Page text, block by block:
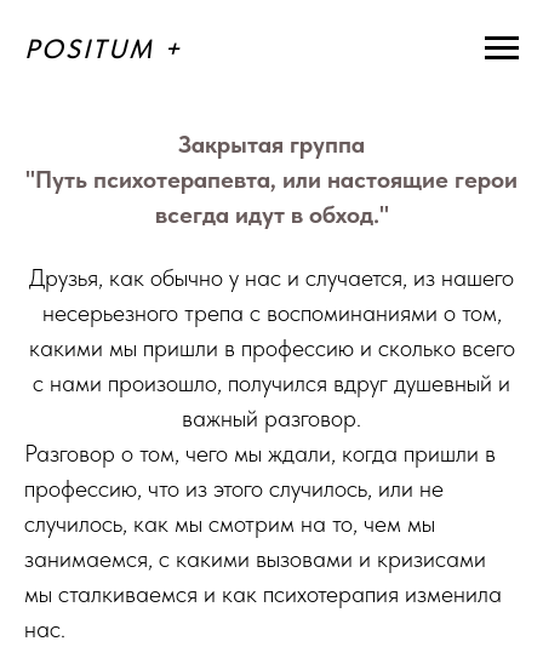
POSITUM +
Закрытая группа
"Путь психотерапевта, или настоящие герои
всегда идут в обход."
Друзья, как обычно у нас и случается, из нашего
несерьезного трепа с воспоминаниями о том,
какими мы пришли в профессию и сколько всего
с нами произошло, получился вдруг душевный и
важный разговор.
Разговор о том, чего мы ждали, когда пришли в
профессию, что из этого случилось, или не
случилось, как мы смотрим на то, чем мы
занимаемся, с какими вызовами и кризисами
мы сталкиваемся и как психотерапия изменила
нас.